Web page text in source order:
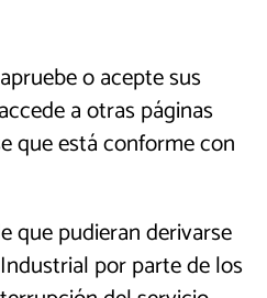
o acepte sus
a otras páginas
que está conforme con
que pudieran derivarse
por parte de los